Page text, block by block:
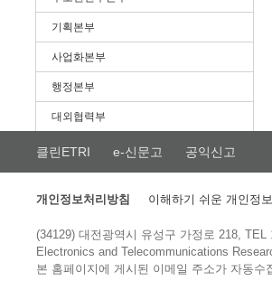
기획본부
사업화본부
행정본부
대외협력부
클린ETRI e-신문고 공익신고
개인정보처리방침 이해하기 쉬운 개인정
(34129) 대전광역시 유성구 가정로 218, TEL
Electronics and Telecommunications
본 홈페이지에 게시된 이메일 주소가 자동